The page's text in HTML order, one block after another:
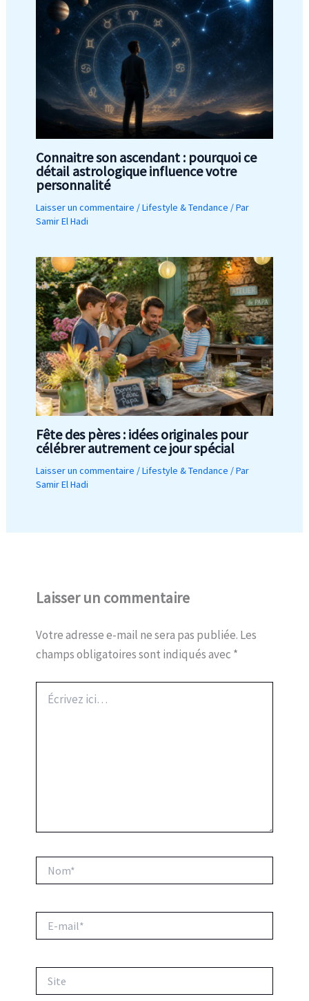
Connaitre son ascendant : pourquoi ce
détail astrologique influence votre
personnalité
Laisser un commentaire /Lifestyle & Tendance / Par
Samir El Hadi
Fête des pères : idées originales pour
célébrer autrement ce jour spécial
Laisser un commentaire /Lifestyle & Tendance / Par
Samir El Hadi
Laisser un commentaire
Votre adresse e-mail ne sera pas publiée. Les
champs obligatoires sont indiqués avec *
ici…
mail*